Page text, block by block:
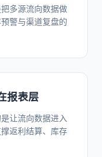
多源流向数据做
警与渠道复盘的
报表层
让流向数据进入
返利结算、库存